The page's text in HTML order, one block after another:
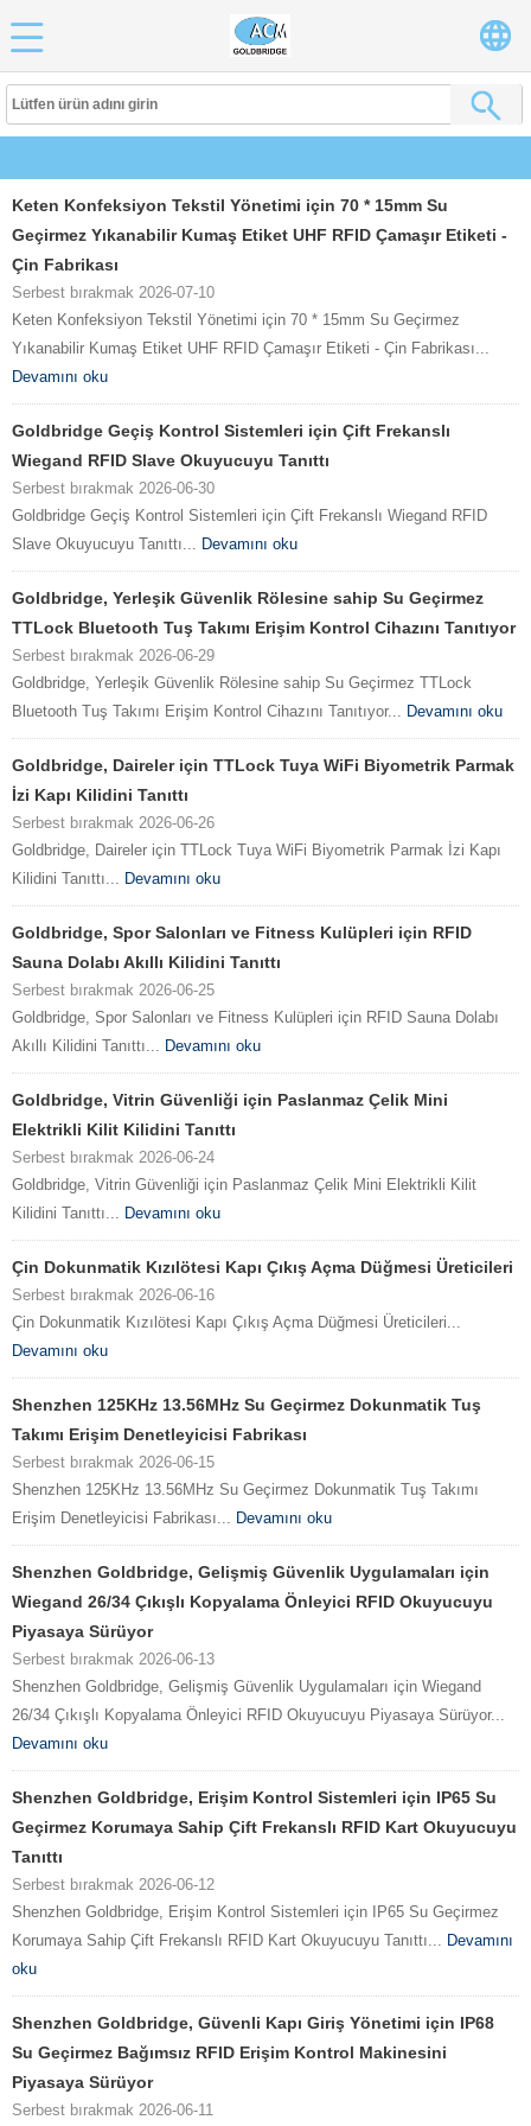
Keten Konfeksiyon Tekstil Yönetimi için 70 * 15mm Su
Geçirmez Yıkanabilir Kumaş Etiket UHF RFID Çamaşır Etiketi -
Çin Fabrikası
Serbest bırakmak 2026-07-10
Keten Konfeksiyon Tekstil Yönetimi için 70 * 15mm Su Geçirmez
Yıkanabilir Kumaş Etiket UHF RFID Çamaşır Etiketi - Çin Fabrikası...
Devamını oku
Goldbridge Geçiş Kontrol Sistemleri için Çift Frekanslı
Wiegand RFID Slave Okuyucuyu Tanıttı
Serbest bırakmak 2026-06-30
Goldbridge Geçiş Kontrol Sistemleri için Çift Frekanslı Wiegand RFID
Slave Okuyucuyu Tanıttı... Devamını oku
Goldbridge, Yerleşik Güvenlik Rölesine sahip Su Geçirmez
TTLock Bluetooth Tuş Takımı Erişim Kontrol Cihazını Tanıtıyor
Serbest bırakmak 2026-06-29
Goldbridge, Yerleşik Güvenlik Rölesine sahip Su Geçirmez TTLock
Bluetooth Tuş Takımı Erişim Kontrol Cihazını Tanıtıyor... Devamını oku
Goldbridge, Daireler için TTLock Tuya WiFi Biyometrik Parmak
İzi Kapı Kilidini Tanıttı
Serbest bırakmak 2026-06-26
Goldbridge, Daireler için TTLock Tuya WiFi Biyometrik Parmak İzi Kapı
Kilidini Tanıttı... Devamını oku
Goldbridge, Spor Salonları ve Fitness Kulüpleri için RFID
Sauna Dolabı Akıllı Kilidini Tanıttı
Serbest bırakmak 2026-06-25
Goldbridge, Spor Salonları ve Fitness Kulüpleri için RFID Sauna Dolabı
Akıllı Kilidini Tanıttı... Devamını oku
Goldbridge, Vitrin Güvenliği için Paslanmaz Çelik Mini
Elektrikli Kilit Kilidini Tanıttı
Serbest bırakmak 2026-06-24
Goldbridge, Vitrin Güvenliği için Paslanmaz Çelik Mini Elektrikli Kilit
Kilidini Tanıttı... Devamını oku
Çin Dokunmatik Kızılötesi Kapı Çıkış Açma Düğmesi Üreticileri
Serbest bırakmak 2026-06-16
Çin Dokunmatik Kızılötesi Kapı Çıkış Açma Düğmesi Üreticileri...
Devamını oku
Shenzhen 125KHz 13.56MHz Su Geçirmez Dokunmatik Tuş
Takımı Erişim Denetleyicisi Fabrikası
Serbest bırakmak 2026-06-15
Shenzhen 125KHz 13.56MHz Su Geçirmez Dokunmatik Tuş Takımı
Erişim Denetleyicisi Fabrikası... Devamını oku
Shenzhen Goldbridge, Gelişmiş Güvenlik Uygulamaları için
Wiegand 26/34 Çıkışlı Kopyalama Önleyici RFID Okuyucuyu
Piyasaya Sürüyor
Serbest bırakmak 2026-06-13
Shenzhen Goldbridge, Gelişmiş Güvenlik Uygulamaları için Wiegand
26/34 Çıkışlı Kopyalama Önleyici RFID Okuyucuyu Piyasaya Sürüyor...
Devamını oku
Shenzhen Goldbridge, Erişim Kontrol Sistemleri için IP65 Su
Geçirmez Korumaya Sahip Çift Frekanslı RFID Kart Okuyucuyu
Tanıttı
Serbest bırakmak 2026-06-12
Shenzhen Goldbridge, Erişim Kontrol Sistemleri için IP65 Su Geçirmez
Korumaya Sahip Çift Frekanslı RFID Kart Okuyucuyu Tanıttı... Devamını
oku
Shenzhen Goldbridge, Güvenli Kapı Giriş Yönetimi için IP68
Su Geçirmez Bağımsız RFID Erişim Kontrol Makinesini
Piyasaya Sürüyor
Serbest bırakmak 2026-06-11